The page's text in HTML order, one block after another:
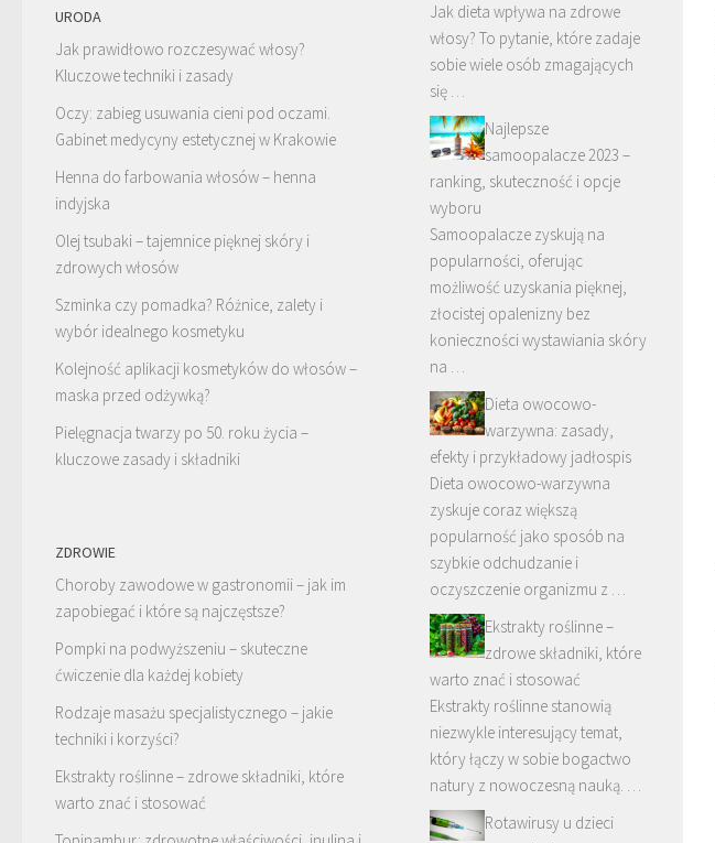
URODA
Jak prawidłowo rozczesywać włosy?
Kluczowe techniki i zasady
Oczy: zabieg usuwania cieni pod oczami.
Gabinet medycyny estetycznej w Krakowie
Henna do farbowania włosów – henna
indyjska
Olej tsubaki – tajemnice pięknej skóry i
zdrowych włosów
Szminka czy pomadka? Różnice, zalety i
wybór idealnego kosmetyku
Kolejność aplikacji kosmetyków do włosów –
maska przed odżywką?
Pielęgnacja twarzy po 50. roku życia –
kluczowe zasady i składniki
ZDROWIE
Choroby zawodowe w gastronomii – jak im
zapobiegać i które są najczęstsze?
Pompki na podwyższeniu – skuteczne
ćwiczenie dla każdej kobiety
Rodzaje masażu specjalistycznego – jakie
techniki i korzyści?
Ekstrakty roślinne – zdrowe składniki, które
warto znać i stosować
Jak dieta wpływa na zdrowe
włosy? To pytanie, które zadaje
sobie wiele osób zmagających
się …
Najlepsze
samoopalacze 2023 –
ranking, skuteczność i opcje
wyboru
Samoopalacze zyskują na
popularności, oferując
możliwość uzyskania pięknej,
złocistej opalenizny bez
konieczności wystawiania skóry
na …
Dieta owocowo-
warzywna: zasady,
efekty i przykładowy jadłospis
Dieta owocowo-warzywna
zyskuje coraz większą
popularność jako sposób na
szybkie odchudzanie i
oczyszczenie organizmu z …
Ekstrakty roślinne –
zdrowe składniki, które
warto znać i stosować
Ekstrakty roślinne stanowią
niezwykle interesujący temat,
który łączy w sobie bogactwo
natury z nowoczesną nauką. …
Rotawirusy u dzieci